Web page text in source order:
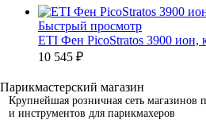
Быстрый просмотр
ETI Фен PicoStratos 3900 ион,
10 545 ₽
Крупнейшая розничная сеть магазинов
и инструментов для парикмахеров